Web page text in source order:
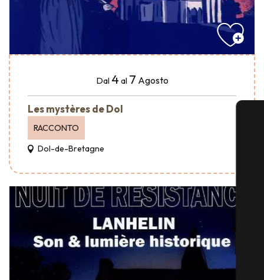
Dal4 al 7 Agosto
Les mystères de Dol
RACCONTO
Dol-de-Bretagne